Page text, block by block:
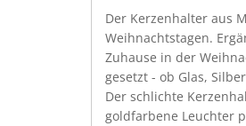
Der Kerzenhalter aus
Weihnachtstagen.
Zuhause in der
gesetzt - ob Glas,
Der schlichte
goldfarbene Leuchter